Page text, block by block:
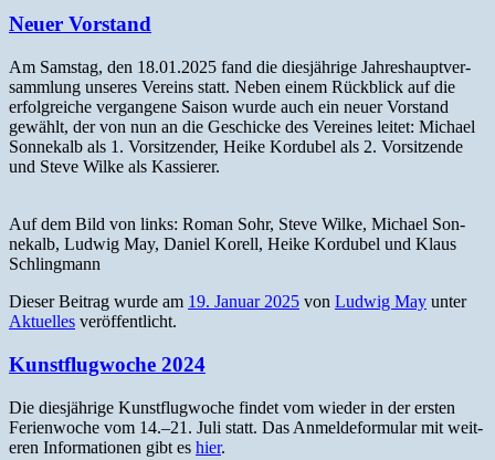
Neuer Vorstand
Am Sam­stag, den 18.01.2025 fand die diesjährige Jahre­shauptver­
samm­lung unseres Vere­ins statt. Neben einem Rück­blick auf die
erfol­gre­iche ver­gan­gene Sai­son wurde auch ein neuer Vor­stand
gewählt, der von nun an die Geschicke des Vere­ines leit­et: Michael
Son­nekalb als 1. Vor­sitzen­der, Heike Kor­dubel als 2. Vor­sitzende
und Steve Wilke als Kassierer.
Auf dem Bild von links: Roman Sohr, Steve Wilke, Michael Son­
nekalb, Lud­wig May, Daniel Korell, Heike Kor­dubel und Klaus
Schlingmann
Dieser Beitrag wurde am 19. Januar 2025 von Ludwig May unter
Aktuelles veröffentlicht.
Kunstflugwoche 2024
Die diesjährige Kun­st­flug­woche find­et vom wieder in der ersten
Ferien­woche vom 14.–21. Juli statt. Das Anmelde­for­mu­lar mit weit­
eren Infor­ma­tio­nen gibt es hier.